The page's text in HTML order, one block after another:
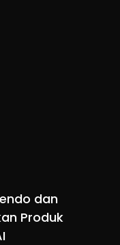
dan
Produk